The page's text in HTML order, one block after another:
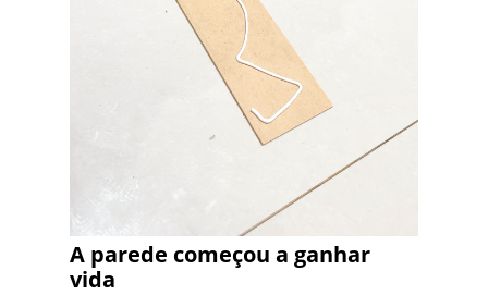
A parede começou a ganhar
vida